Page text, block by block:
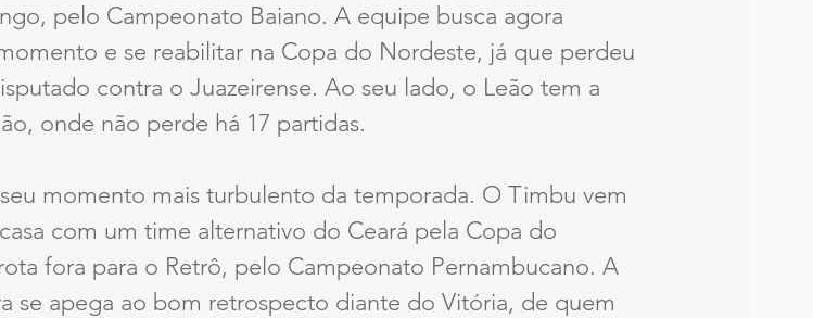
Jogos Escolares Retrô CBF Arbitragem
Copa do Brasil Copa América
pelo Campeonato Baiano. A equipe busca agora
e se reabilitar na Copa do Nordeste, já que perdeu
contra o Juazeirense. Ao seu lado, o Leão tem a
onde não perde há 17 partidas.
momento mais turbulento da temporada. O Timbu vem
com um time alternativo do Ceará pela Copa do
fora para o Retrô, pelo Campeonato Pernambucano. A
se apega ao bom retrospecto diante do Vitória, de quem